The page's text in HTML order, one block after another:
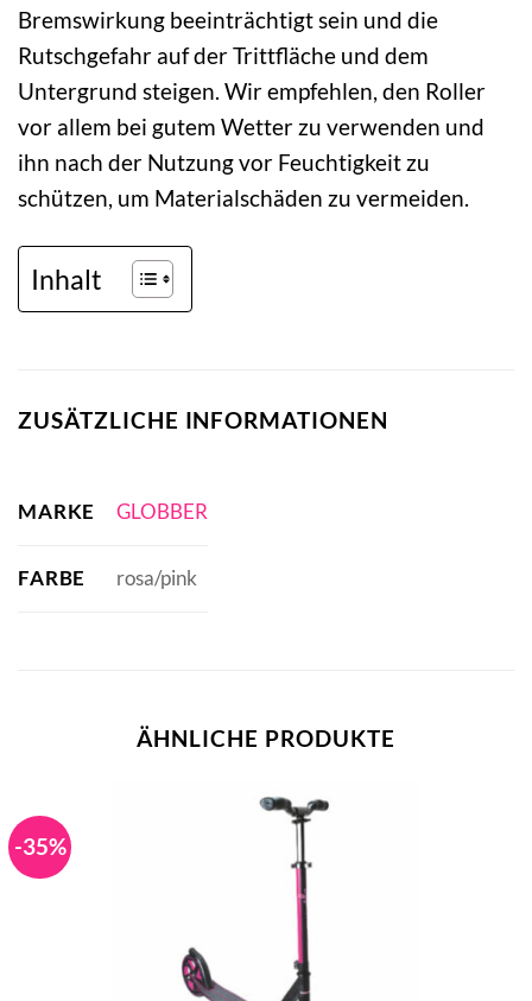
Bremswirkung beeinträchtigt sein und die
Rutschgefahr auf der Trittfläche und dem
Untergrund steigen. Wir empfehlen, den Roller
vor allem bei gutem Wetter zu verwenden und
ihn nach der Nutzung vor Feuchtigkeit zu
schützen, um Materialschäden zu vermeiden.
Inhalt
ZUSÄTZLICHE INFORMATIONEN
MARKE GLOBBER
FARBE rosa/pink
ÄHNLICHE PRODUKTE
-35%